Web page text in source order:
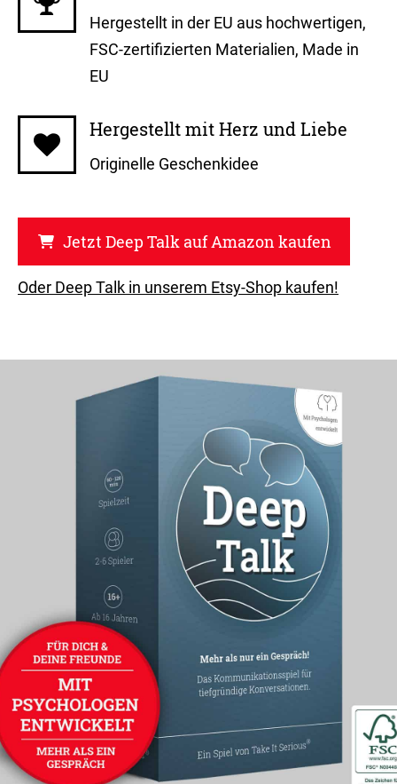
Hergestellt in der EU aus hochwertigen,
FSC-zertifizierten Materialien, Made in
EU
Hergestellt mit Herz und Liebe
Originelle Geschenkidee
Jetzt Deep Talk auf Amazon kaufen
Oder Deep Talk in unserem Etsy-Shop kaufen!